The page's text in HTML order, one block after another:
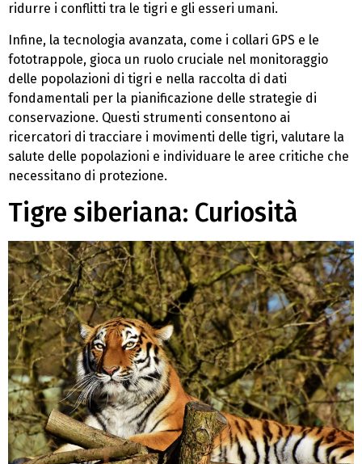
ridurre i conflitti tra le tigri e gli esseri umani.
Infine, la tecnologia avanzata, come i collari GPS e le
fototrappole, gioca un ruolo cruciale nel monitoraggio
delle popolazioni di tigri e nella raccolta di dati
fondamentali per la pianificazione delle strategie di
conservazione. Questi strumenti consentono ai
ricercatori di tracciare i movimenti delle tigri, valutare la
salute delle popolazioni e individuare le aree critiche che
necessitano di protezione.
Tigre siberiana: Curiosità